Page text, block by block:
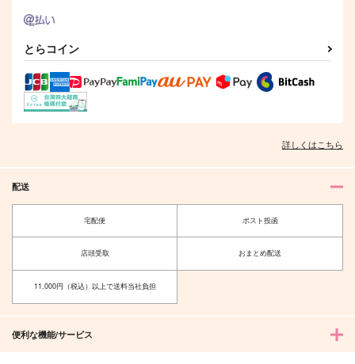
とらコイン
詳しくはこちら
配送
宅配便 ポスト投函
店頭受取 おまとめ配送
11,000円（税込）以上で送料当社負担
便利な機能/サービス